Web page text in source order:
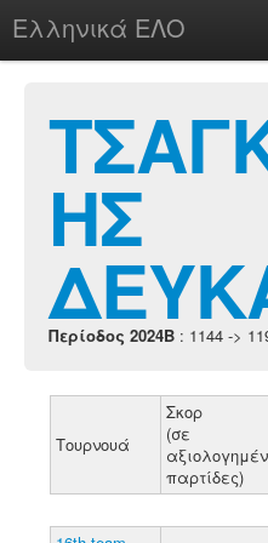
Ελληνικά ΕΛΟ
chesstu.be @ discord
LoginΗΣ
Περίοδος 2024B : 1144 ->
Τουρνουά
Σκορ
(σε
παρτίδες)